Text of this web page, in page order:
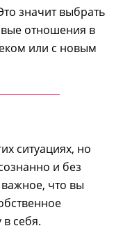
значит выбрать
отношения в
или с новым
ситуациях, но
и без
что вы
в себя.